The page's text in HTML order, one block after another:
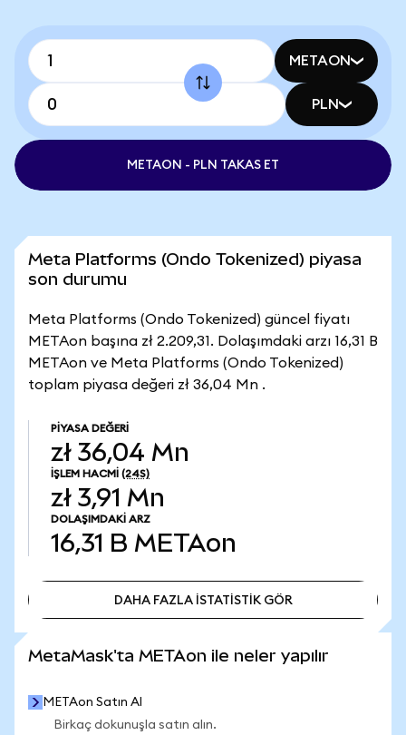
METAON
PLN
METAON - PLN TAKAS ET
Meta Platforms (Ondo Tokenized) piyasa
son durumu
Meta Platforms (Ondo Tokenized) güncel fiyatı
METAon başına zł 2.209,31. Dolaşımdaki arzı 16,31 B
METAon ve Meta Platforms (Ondo Tokenized)
toplam piyasa değeri zł 36,04 Mn .
PIYASA DEĞERI
zł 36,04 Mn
İŞLEM HACMI (24S)
zł 3,91 Mn
DOLAŞIMDAKI ARZ
16,31 B METAon
DAHA FAZLA İSTATİSTİK GÖR
MetaMask'ta METAon ile neler yapılır
METAon Satın Al
Birkaç dokunuşla satın alın.